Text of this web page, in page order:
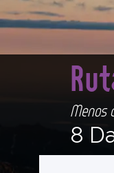
Menos
8